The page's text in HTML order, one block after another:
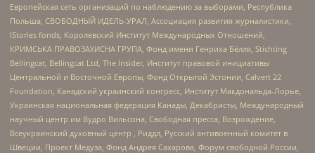
Европейская сеть организаций по наблюдению за выборами, Республика
Польша, СВОБОДНЫЙ ИДЕЛЬ-УРАЛ, Ассоциация развития журналистики,
IStories fonds, Королевский Институт Международных Отношений,
КРИМСЬКА ПРАВОЗАХИСНА ГРУПА, Фонд имени Генриха Бёлля, Stichting
Bellingcat, Bellingcat Ltd, The Insider, Институт правовой инициативы
Центральной и Восточной Европы, Фонд Открытой Эстонии, Calvert 22
Foundation, Канадский украинский конгресс, Институт Макдональда-Лорье,
Украинская национальная федерация Канады, Декабристы, Международный
научный центр им Вудро Вильсона, Свободная пресса, Возрождение,
Всеукраинский духовный центр , Риддл, Русский антивоенный комитет в
Швеции, Проект Медуза, Фонд Андрея Сахарова, Форум свободной России,